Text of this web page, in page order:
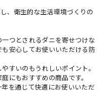
、衛生的な生活環境づくりの
つとされるダニを寄せつけな
安心してお使いいただける防
すいのもうれしいポイント。
にもおすすめの商品です。
を通じて快適にお使いいただ